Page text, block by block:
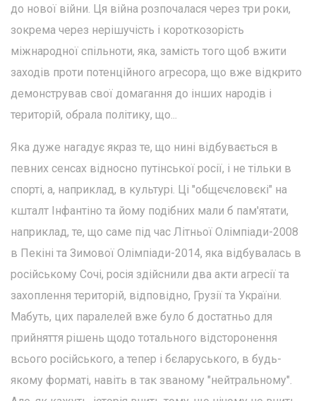
до нової війни. Ця війна розпочалася через три роки,
зокрема через нерішучість і короткозорість
міжнародної спільноти, яка, замість того щоб вжити
заходів проти потенційного агресора, що вже відкрито
демонстрував свої домагання до інших народів і
територій, обрала політику, що...
Яка дуже нагадує якраз те, що нині відбувається в
певних сенсах відносно путінської росії, і не тільки в
спорті, а, наприклад, в культурі. Ці "общєчєловєкі" на
кшталт Інфантіно та йому подібних мали б пам'ятати,
наприклад, те, що саме під час Літньої Олімпіади-2008
в Пекіні та Зимової Олімпіади-2014, яка відбувалась в
російському Сочі, росія здійснили два акти агресії та
захоплення територій, відповідно, Грузії та України.
Мабуть, цих паралелей вже було б достатньо для
прийняття рішень щодо тотального відсторонення
всього російського, а тепер і бєларуського, в будь-
якому форматі, навіть в так званому "нейтральному".